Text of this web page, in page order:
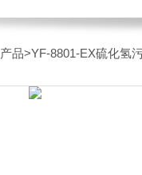
产品>YF-8801-EX硫化氢